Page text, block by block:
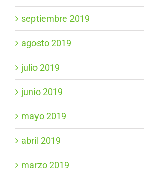
septiembre 2019
agosto 2019
julio 2019
junio 2019
mayo 2019
abril 2019
marzo 2019